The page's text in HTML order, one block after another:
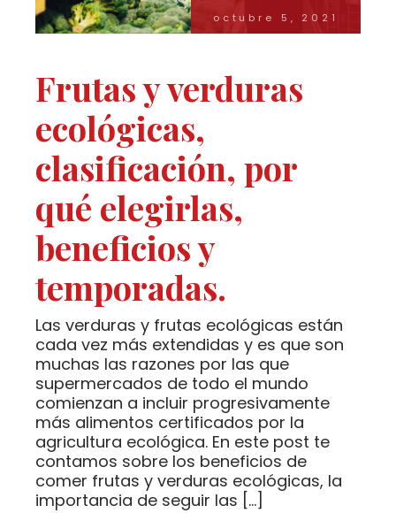
octubre 5, 2021
Frutas y verduras
ecológicas,
clasificación, por
qué elegirlas,
beneficios y
temporadas.
Las verduras y frutas ecológicas están
cada vez más extendidas y es que son
muchas las razones por las que
supermercados de todo el mundo
comienzan a incluir progresivamente
más alimentos certificados por la
agricultura ecológica. En este post te
contamos sobre los beneficios de
comer frutas y verduras ecológicas, la
importancia de seguir las […]